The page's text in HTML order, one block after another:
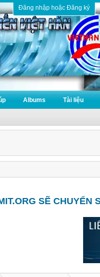
Đăng nhập hoặc Đăng ký
Albums Tài liệu
SẼ CHUYỂN